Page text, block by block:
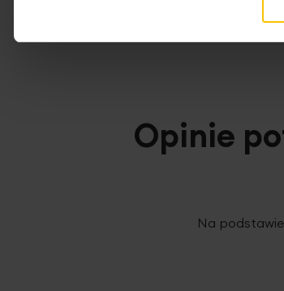
To
Opinie
Na